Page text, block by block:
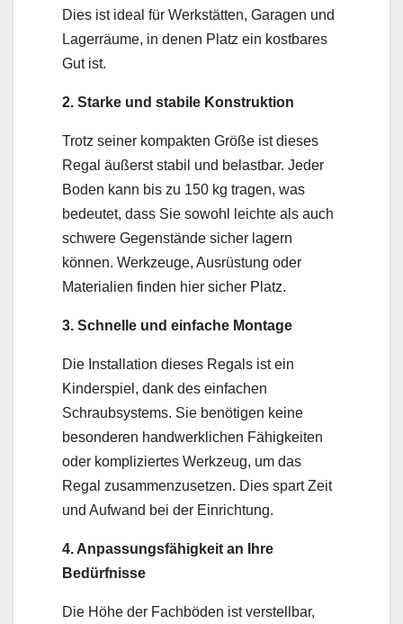
Dies ist ideal für Werkstätten, Garagen und
Lagerräume, in denen Platz ein kostbares
Gut ist.
2. Starke und stabile Konstruktion
Trotz seiner kompakten Größe ist dieses
Regal äußerst stabil und belastbar. Jeder
Boden kann bis zu 150 kg tragen, was
bedeutet, dass Sie sowohl leichte als auch
schwere Gegenstände sicher lagern
können. Werkzeuge, Ausrüstung oder
Materialien finden hier sicher Platz.
3. Schnelle und einfache Montage
Die Installation dieses Regals ist ein
Kinderspiel, dank des einfachen
Schraubsystems. Sie benötigen keine
besonderen handwerklichen Fähigkeiten
oder kompliziertes Werkzeug, um das
Regal zusammenzusetzen. Dies spart Zeit
und Aufwand bei der Einrichtung.
4. Anpassungsfähigkeit an Ihre
Bedürfnisse
Die Höhe der Fachböden ist verstellbar,